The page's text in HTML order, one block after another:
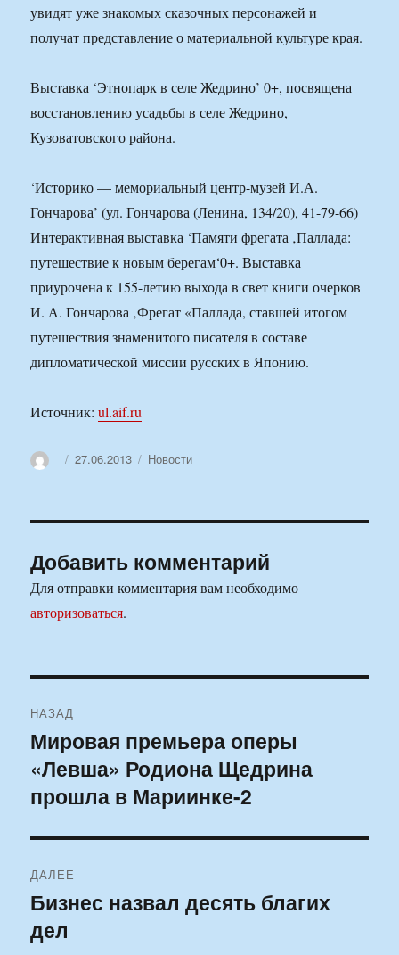
увидят уже знакомых сказочных персонажей и
получат представление о материальной культуре края.
Выставка ‘Этнопарк в селе Жедрино’ 0+, посвящена
восстановлению усадьбы в селе Жедрино,
Кузоватовского района.
‘Историко — мемориальный центр-музей И.А.
Гончарова’ (ул. Гончарова (Ленина, 134/20), 41-79-66)
Интерактивная выставка ‘Памяти фрегата ‚Паллада:
путешествие к новым берегам‘0+. Выставка
приурочена к 155-летию выхода в свет книги очерков
И. А. Гончарова ‚Фрегат «Паллада, ставшей итогом
путешествия знаменитого писателя в составе
дипломатической миссии русских в Японию.
Источник:ul.aif.ru
АвторОпубликовано
27.06.2013 Рубрики
Новости
Добавить комментарий
Для отправки комментария вам необходимо
авторизоваться.
по
записям
НАЗАД
Предыдущая
запись:
Мировая премьера оперы
«Левша» Родиона Щедрина
прошла в Мариинке-2
ДАЛЕЕ
Следующая
запись:
Бизнес назвал десять благих
дел